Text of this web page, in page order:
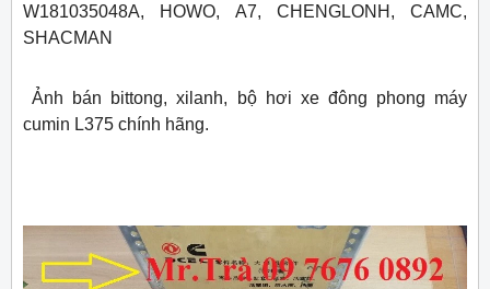
W181035048A, HOWO, A7, CHENGLONH, CAMC,
SHACMAN
Ảnh bán bittong, xilanh, bộ hơi xe đông phong máy
cumin L375 chính hãng.